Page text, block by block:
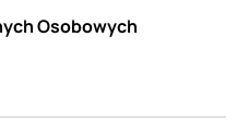
Osobowych